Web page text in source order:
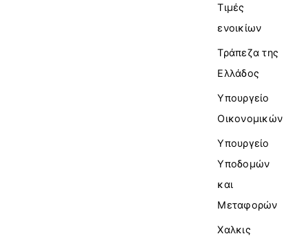
Τιμές
ενοικίων
Τράπεζα της
Ελλάδος
Υπουργείο
Οικονομικών
Υπουργείο
Υποδομών
και
Μεταφορών
Χαλκις